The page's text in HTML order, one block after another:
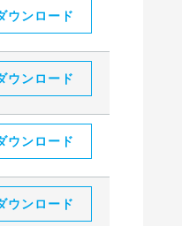
ウンロード
ウンロード
ウンロード
ウンロード